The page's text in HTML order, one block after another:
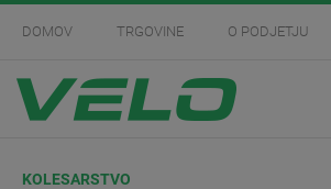
DOMOV TRGOVINE O PODJETJU
KOLESARSTVO